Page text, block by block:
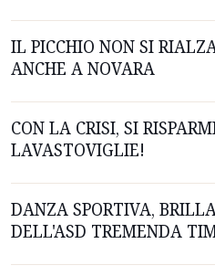
IL PICCHIO NON SI
ANCHE A NOVARA
CON LA CRISI, SI
LAVASTOVIGLIE!
DANZA SPORTIVA,
DELL'ASD TREMENDA